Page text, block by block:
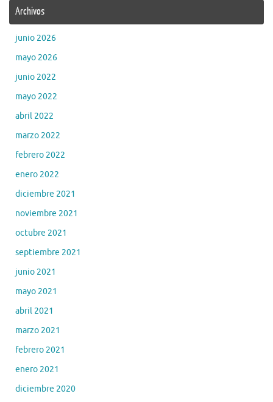
Archivos
junio 2026
mayo 2026
junio 2022
mayo 2022
abril 2022
marzo 2022
febrero 2022
enero 2022
diciembre 2021
noviembre 2021
octubre 2021
septiembre 2021
junio 2021
mayo 2021
abril 2021
marzo 2021
febrero 2021
enero 2021
diciembre 2020